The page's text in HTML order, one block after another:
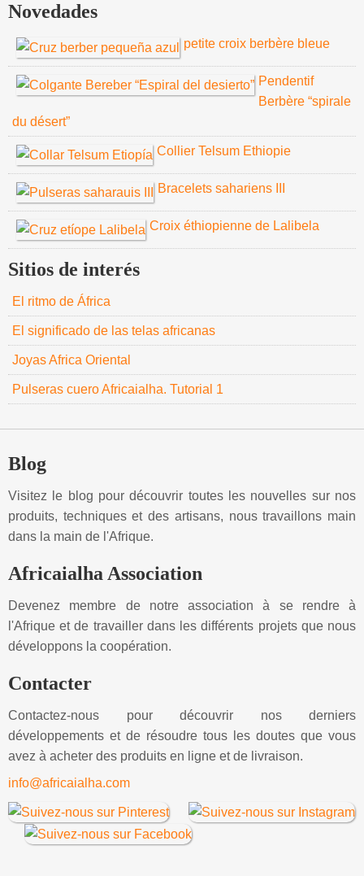
Novedades
petite croix berbère bleue
Pendentif
Berbère “spirale
du désert”
Collier Telsum Ethiopie
Bracelets sahariens III
Croix éthiopienne de Lalibela
Sitios de interés
El ritmo de África
El significado de las telas africanas
Joyas Africa Oriental
Pulseras cuero Africaialha. Tutorial 1
Blog
Visitez le blog pour découvrir toutes les nouvelles sur nos
produits, techniques et des artisans, nous travaillons main
dans la main de l'Afrique.
Africaialha Association
Devenez membre de notre association à se rendre à
l'Afrique et de travailler dans les différents projets que nous
développons la coopération.
Contacter
Contactez-nous pour découvrir nos derniers
développements et de résoudre tous les doutes que vous
avez à acheter des produits en ligne et de livraison.
info@africaialha.com